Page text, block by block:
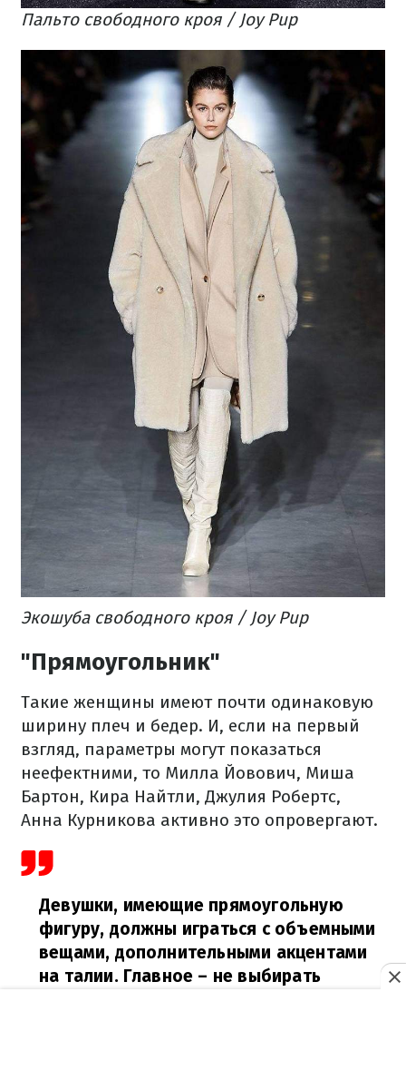
Пальто свободного кроя / Joy Pup
​Экошуба свободного кроя / Joy Pup
"Прямоугольник"
Такие женщины имеют почти одинаковую
ширину плеч и бедер. И, если на первый
взгляд, параметры могут показаться
неефектними, то Милла Йовович, Миша
Бартон, Кира Найтли, Джулия Робертс,
Анна Курникова активно это опровергают.
Девушки, имеющие прямоугольную
фигуру, должны играться с объемными
вещами, дополнительными акцентами
на талии. Главное – не выбирать